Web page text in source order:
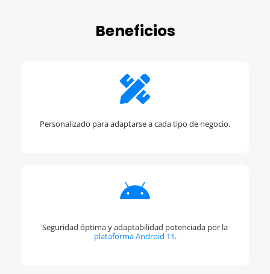
Beneficios
Personalizado para adaptarse a cada tipo de negocio.
Seguridad óptima y adaptabilidad potenciada por la
plataforma Android 11.